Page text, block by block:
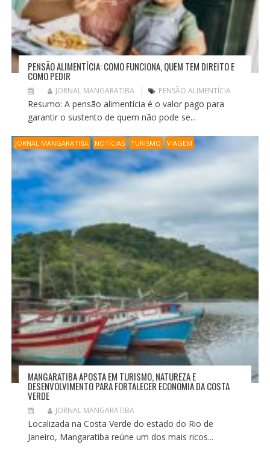
PENSÃO ALIMENTÍCIA: COMO FUNCIONA, QUEM TEM DIREITO E
COMO PEDIR
JORNAL MANGARATIBA PENSÃO ALIMENTÍCIA
Resumo: A pensão alimentícia é o valor pago para
garantir o sustento de quem não pode se...
JORNAL MANGARATIBA NOTÍCIAS TURISMO VIAGEM
MANGARATIBA APOSTA EM TURISMO, NATUREZA E
DESENVOLVIMENTO PARA FORTALECER ECONOMIA DA COSTA
VERDE
JORNAL MANGARATIBA
Localizada na Costa Verde do estado do Rio de
Janeiro, Mangaratiba reúne um dos mais ricos...